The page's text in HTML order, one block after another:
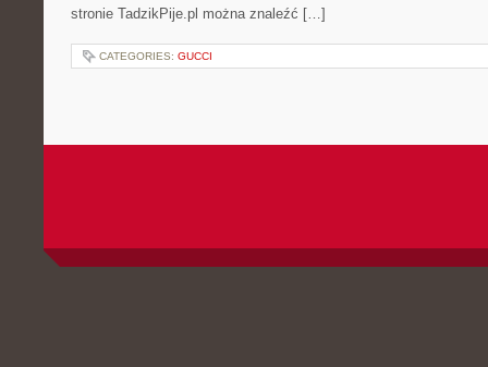
stronie TadzikPije.pl można znaleźć […]
CATEGORIES: GUCCI